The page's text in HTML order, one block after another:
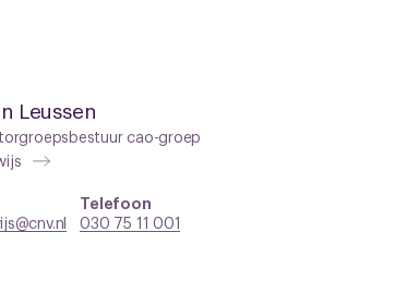
Leussen
cao-groep
Telefoon
030 75 11 001